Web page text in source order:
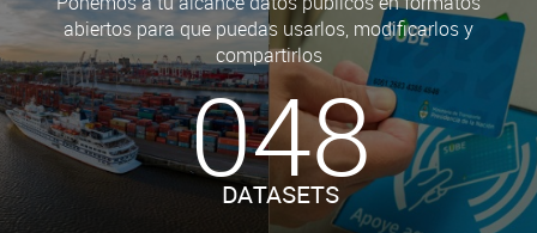
abiertos para que puedas usarlos, modificarlos y
compartirlos
048
DATASETS